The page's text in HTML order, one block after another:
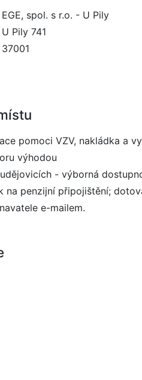
EGE, spol. s r.o. - U Pily
U Pily 741
37001
pomoci VZV, nakládka a
výhodou
- výborná
na penzijní připojištění;
e-mailem.